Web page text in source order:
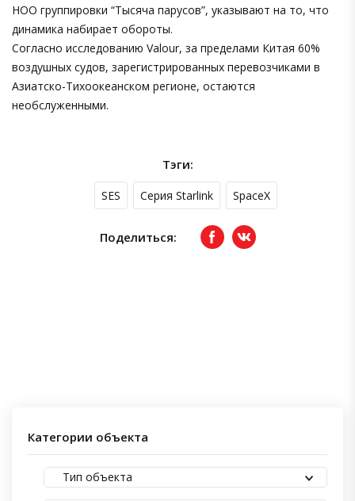
НОО группировки “Тысяча парусов”, указывают на то, что
динамика набирает обороты.
Согласно исследованию Valour, за пределами Китая 60%
воздушных судов, зарегистрированных перевозчиками в
Азиатско-Тихоокеанском регионе, остаются
необслуженными.
Тэги:
SES Серия Starlink SpaceX
Поделиться: FacebookвКонтакте
Категории объекта
Тип объекта